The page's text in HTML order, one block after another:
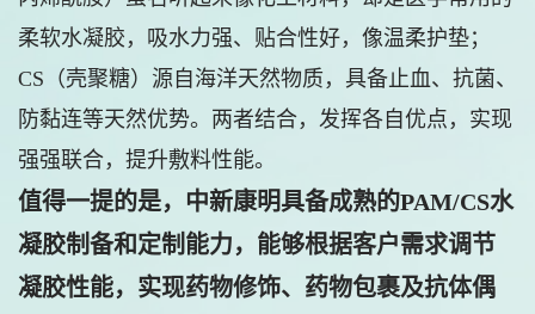
柔软水凝胶，吸水力强、贴合性好，像温柔护垫；
CS（壳聚糖）源自海洋天然物质，具备止血、抗菌、
防黏连等天然优势。两者结合，发挥各自优点，实现
强强联合，提升敷料性能。
值得一提的是，中新康明具备成熟的PAM/CS水
凝胶制备和定制能力，能够根据客户需求调节
凝胶性能，实现药物修饰、药物包裹及抗体偶